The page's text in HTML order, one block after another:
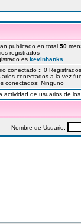
publicado en total 50
registrados
es kevinhanks
conectado :: 0
conectados a la vez
conectados: Ninguno
actividad de usuarios de
Nombre de Usuario: